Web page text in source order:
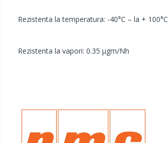
Rezistenta la temperatura: -40°C – la + 100°C
Rezistenta la vapori: 0.35 μgm/Nh